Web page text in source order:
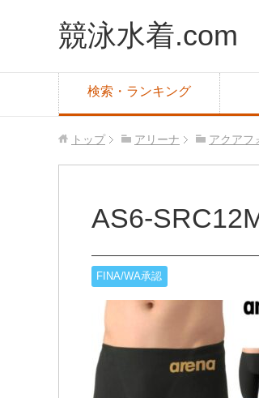
競泳水着.com
検索・ランキング
トップ アリーナ アクアフ
AS6-
FINA/WA承認